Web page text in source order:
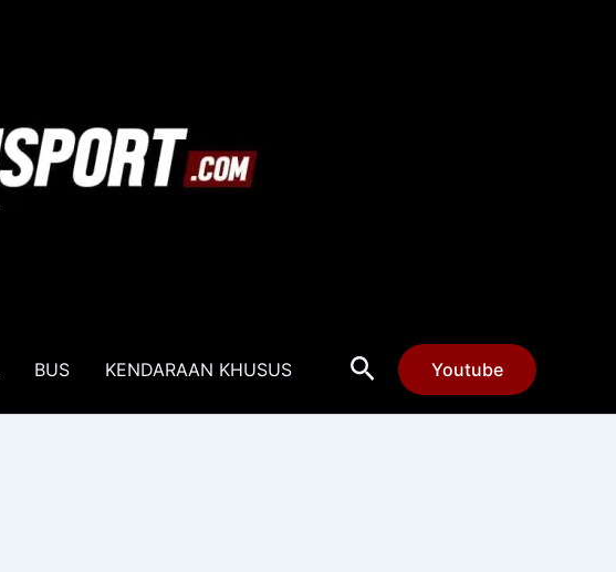
BUS KENDARAAN KHUSUS Cari Youtube